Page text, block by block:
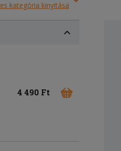
kategória kinyitása
4 490 Ft